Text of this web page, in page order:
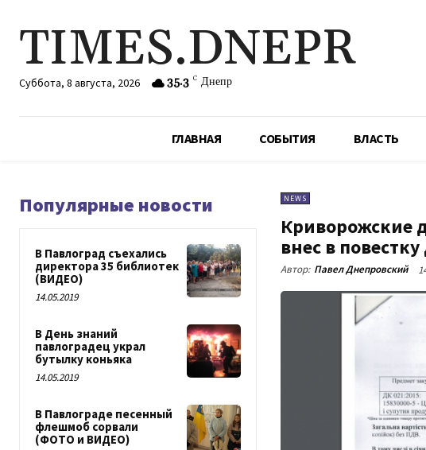
TIMES.DNEPR
Суббота, 8 августа, 2026 35.3 C Днепр
ГЛАВНАЯ СОБЫТИЯ ВЛАСТЬ
Популярные новости
В Павлоград съехались
директора 35 библиотек
(ВИДЕО)
14.05.2019
В День знаний
павлоградец украл
бутылку коньяка
14.05.2019
В Павлограде песенный
флешмоб сорвали
(ФОТО и ВИДЕО)
NEWS
Криворожские
внес в
Автор: Павел Днепровский